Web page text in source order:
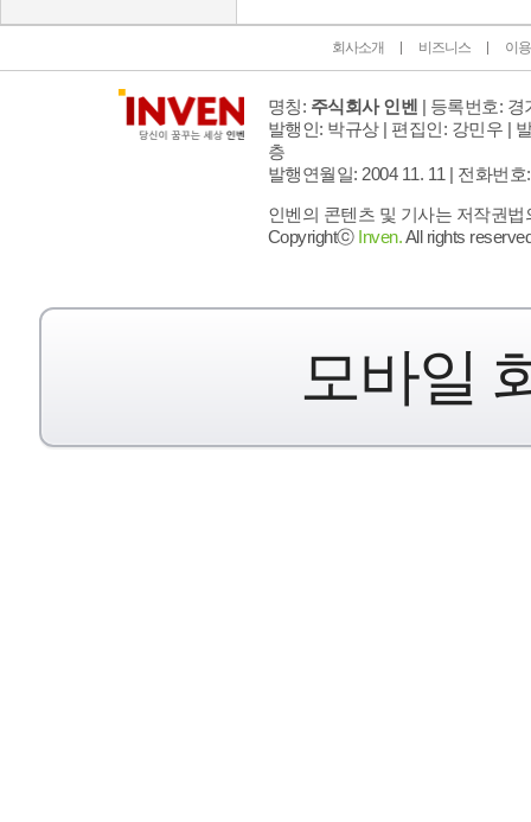
회사소개 비즈니스 이
명칭: 주식회사 인벤 | 등록번호: 경
발행인: 박규상 | 편집인: 강민우 |
층
발행연월일: 2004 11. 11 | 전화번호
인벤의 콘텐츠 및 기사는 저작권
Copyrightⓒ Inven.All rights
모바일